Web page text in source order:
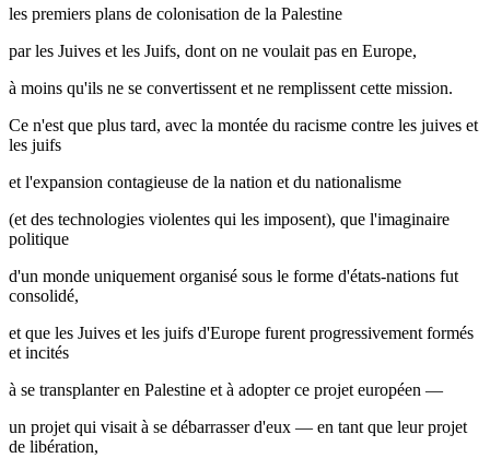
les premiers plans de colonisation de la Palestine
par les Juives et les Juifs, dont on ne voulait pas en Europe,
à moins qu'ils ne se convertissent et ne remplissent cette mission.
Ce n'est que plus tard, avec la montée du racisme contre les juives et
les juifs
et l'expansion contagieuse de la nation et du nationalisme
(et des technologies violentes qui les imposent), que l'imaginaire
politique
d'un monde uniquement organisé sous le forme d'états-nations fut
consolidé,
et que les Juives et les juifs d'Europe furent progressivement formés
et incités
à se transplanter en Palestine et à adopter ce projet européen —
un projet qui visait à se débarrasser d'eux — en tant que leur projet
de libération,